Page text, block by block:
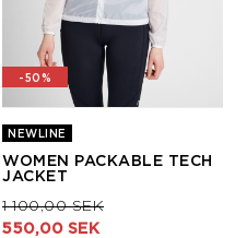
-50%
NEWLINE
WOMEN PACKABLE TECH
JACKET
Pris nedsatt från
1 100,00 SEKtill
550,00 SEK